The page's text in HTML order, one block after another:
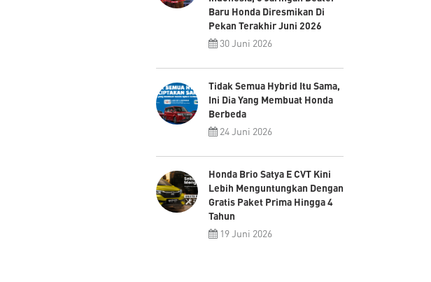
Baru Honda Diresmikan Di
Pekan Terakhir Juni 2026
30 Juni 2026
Tidak Semua Hybrid Itu Sama,
Ini Dia Yang Membuat Honda
Berbeda
24 Juni 2026
Honda Brio Satya E CVT Kini
Lebih Menguntungkan Dengan
Gratis Paket Prima Hingga 4
Tahun
19 Juni 2026